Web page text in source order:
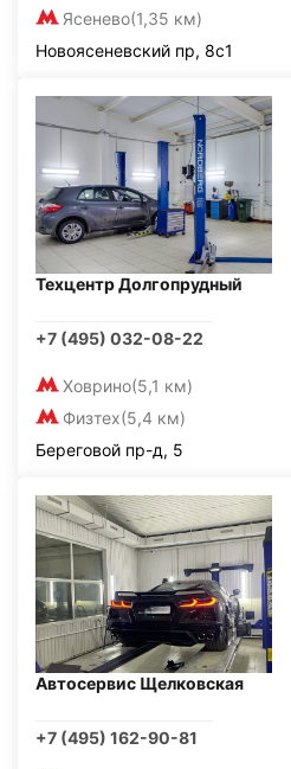
Ясенево(1,35 км)
Новоясеневский пр, 8с1
Техцентр Долгопрудный
+7 (495) 032-08-22
Ховрино(5,1 км)
Физтех(5,4 км)
Береговой пр-д, 5
Автосервис Щелковская
+7 (495) 162-90-81